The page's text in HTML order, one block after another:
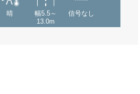
晴
幅5.5～
13.0m
信号なし